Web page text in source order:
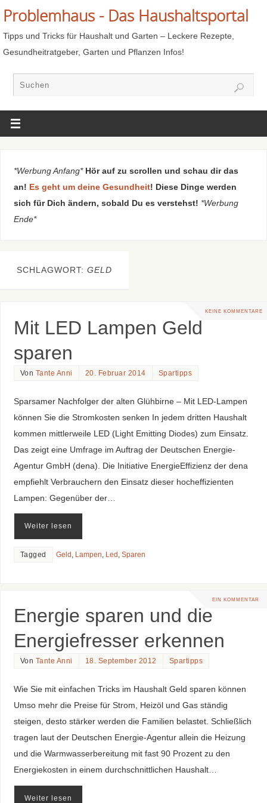
Problemhaus - Das Haushaltsportal
Tipps und Tricks für Haushalt und Garten – Leckere Rezepte,
Gesundheitratgeber, Garten und Pflanzen Infos!
*Werbung Anfang* Hör auf zu scrollen und schau dir das
an! Es geht um deine Gesundheit! Diese Dinge werden
sich für Dich ändern, sobald Du es verstehst! *Werbung
Ende*
SCHLAGWORT: GELD
KEINE KOMMENTARE
Mit LED Lampen Geld
sparen
Von Tante Anni 20. Februar 2014 Spartipps
Sparsamer Nachfolger der alten Glühbirne – Mit LED-Lampen
können Sie die Stromkosten senken In jedem dritten Haushalt
kommen mittlerweile LED (Light Emitting Diodes) zum Einsatz.
Das zeigt eine Umfrage im Auftrag der Deutschen Energie-
Agentur GmbH (dena). Die Initiative EnergieEffizienz der dena
empfiehlt Verbrauchern den Einsatz dieser hocheffizienten
Lampen: Gegenüber der…
Weiter lesen
Tagged Geld , Lampen, Led , Sparen
EIN KOMMENTAR
Energie sparen und die
Energiefresser erkennen
Von Tante Anni 18. September 2012 Spartipps
Wie Sie mit einfachen Tricks im Haushalt Geld sparen können
Umso mehr die Preise für Strom, Heizöl und Gas ständig
steigen, desto stärker werden die Familien belastet. Schließlich
tragen laut der Deutschen Energie-Agentur allein die Heizung
und die Warmwasserbereitung mit fast 90 Prozent zu den
Energiekosten in einem durchschnittlichen Haushalt…
Weiter lesen